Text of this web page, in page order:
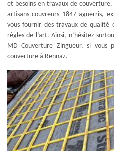
et besoins en travaux de
artisans couvreurs 1847 aguerris,
vous fournir des travaux de qualité
règles de l’art. Ainsi, n’hésitez
MD Couverture Zingueur, si vous
couverture à Rennaz.